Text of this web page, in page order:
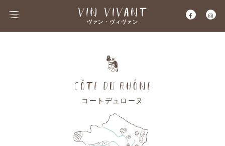
ヴァン・ヴィヴァン
コートデュローヌ